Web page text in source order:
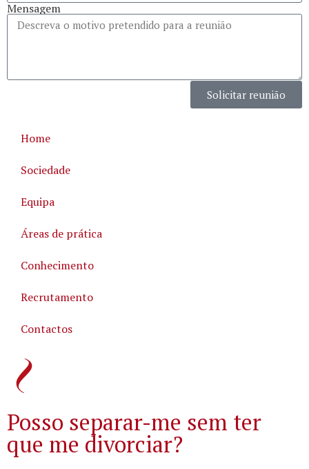
Mensagem
Solicitar reunião
Home
Sociedade
Equipa
Áreas de prática
Conhecimento
Recrutamento
Contactos
Posso separar-me sem ter
que me divorciar?